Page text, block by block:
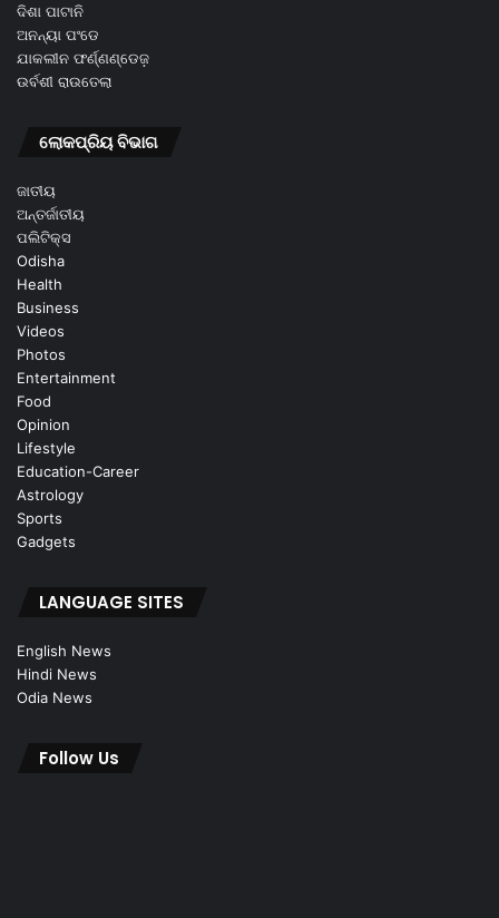
ଦିଶା ପାଟାନି
ଅନନ୍ୟା ପଂଡେ
ଯାକଲୀନ ଫର୍ଣ୍ଣଣ୍ଡେଜ଼
ଉର୍ବଶୀ ରାଉତେଲା
ଲୋକପ୍ରିୟ ବିଭାଗ
ଜାତୀୟ
ଅନ୍ତର୍ଜାତୀୟ
ପଲିଟିକ୍ସ
Odisha
Health
Business
Videos
Photos
Entertainment
Food
Opinion
Lifestyle
Education-Career
Astrology
Sports
Gadgets
LANGUAGE SITES
English News
Hindi News
Odia News
Follow Us